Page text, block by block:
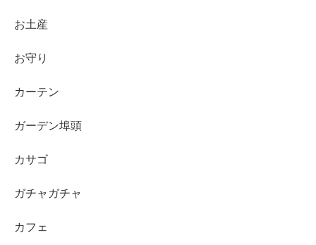
お土産
お守り
カーテン
ガーデン埠頭
カサゴ
ガチャガチャ
カフェ